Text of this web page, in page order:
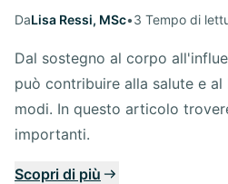
DaLisa Ressi, MSc•3 Tempo di
Dal sostegno al corpo
può contribuire alla salute e al
modi. In questo articolo
importanti.
Scopri di più